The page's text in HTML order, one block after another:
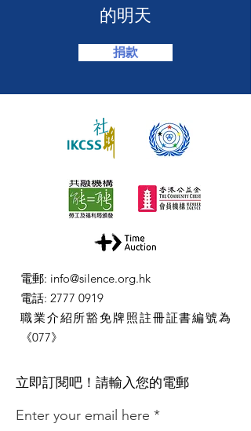
的明天
捐款
電郵: info@silence.org.hk
電話: 2777 0919
職業介紹所豁免牌照註冊証書編號為
《077》
​立即訂閱吧！請輸入您的電郵
Enter your email here